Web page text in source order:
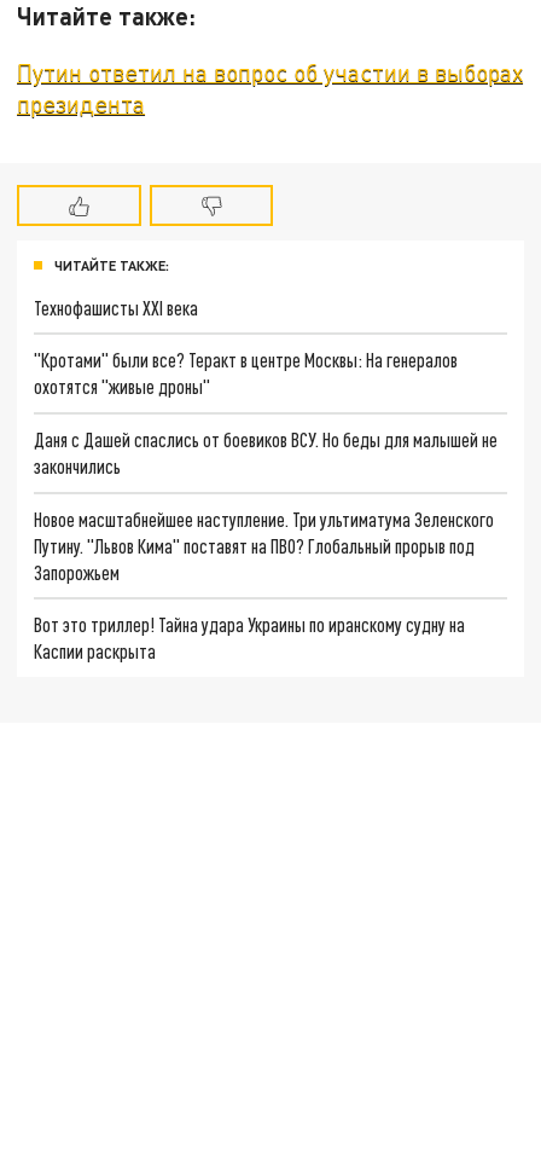
Читайте также:
Путин ответил на вопрос об участии в выборах
президента
ЧИТАЙТЕ ТАКЖЕ:
Технофашисты XXI века
"Кротами" были все? Теракт в центре Москвы: На генералов
охотятся "живые дроны"
Даня с Дашей спаслись от боевиков ВСУ. Но беды для малышей не
закончились
Новое масштабнейшее наступление. Три ультиматума Зеленского
Путину. "Львов Кима" поставят на ПВО? Глобальный прорыв под
Запорожьем
Вот это триллер! Тайна удара Украины по иранскому судну на
Каспии раскрыта